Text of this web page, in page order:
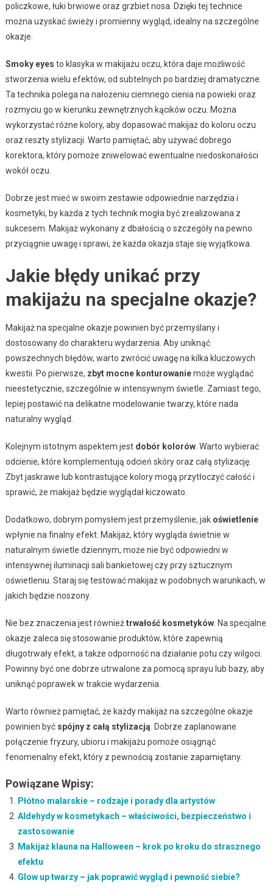
policzkowe, łuki brwiowe oraz grzbiet nosa. Dzięki tej technice
można uzyskać świeży i promienny wygląd, idealny na szczególne
okazje.
Smoky eyes to klasyka w makijażu oczu, która daje możliwość
stworzenia wielu efektów, od subtelnych po bardziej dramatyczne.
Ta technika polega na nałożeniu ciemnego cienia na powieki oraz
rozmyciu go w kierunku zewnętrznych kącików oczu. Można
wykorzystać różne kolory, aby dopasować makijaż do koloru oczu
oraz reszty stylizacji. Warto pamiętać, aby używać dobrego
korektora, który pomoże zniwelować ewentualne niedoskonałości
wokół oczu.
Dobrze jest mieć w swoim zestawie odpowiednie narzędzia i
kosmetyki, by każda z tych technik mogła być zrealizowana z
sukcesem. Makijaż wykonany z dbałością o szczegóły na pewno
przyciągnie uwagę i sprawi, że każda okazja staje się wyjątkowa.
Jakie błędy unikać przy
makijażu na specjalne okazje?
Makijaż na specjalne okazje powinien być przemyślany i
dostosowany do charakteru wydarzenia. Aby uniknąć
powszechnych błędów, warto zwrócić uwagę na kilka kluczowych
kwestii. Po pierwsze, zbyt mocne konturowaniemoże wyglądać
nieestetycznie, szczególnie w intensywnym świetle. Zamiast tego,
lepiej postawić na delikatne modelowanie twarzy, które nada
naturalny wygląd.
Kolejnym istotnym aspektem jest dobór kolorów. Warto wybierać
odcienie, które komplementują odcień skóry oraz całą stylizację.
Zbyt jaskrawe lub kontrastujące kolory mogą przytłoczyć całość i
sprawić, że makijaż będzie wyglądał kiczowato.
Dodatkowo, dobrym pomysłem jest przemyślenie, jak oświetlenie
wpłynie na finalny efekt. Makijaż, który wygląda świetnie w
naturalnym świetle dziennym, może nie być odpowiedni w
intensywnej iluminacji sali bankietowej czy przy sztucznym
oświetleniu. Staraj się testować makijaż w podobnych warunkach, w
jakich będzie noszony.
Nie bez znaczenia jest równieżtrwałość kosmetyków. Na specjalne
okazje zaleca się stosowanie produktów, które zapewnią
długotrwały efekt, a także odporność na działanie potu czy wilgoci.
Powinny być one dobrze utrwalone za pomocą sprayu lub bazy, aby
uniknąć poprawek w trakcie wydarzenia.
Warto również pamiętać, że każdy makijaż na szczególne okazje
powinien być spójny z całą stylizacją . Dobrze zaplanowane
połączenie fryzury, ubioru i makijażu pomoże osiągnąć
fenomenalny efekt, który z pewnością zostanie zapamiętany.
Powiązane Wpisy:
Płótno malarskie – rodzaje i porady dla artystów
Aldehydy w kosmetykach – właściwości, bezpieczeństwo i
zastosowanie
Makijaż klauna na Halloween – krok po kroku do strasznego
efektu
Glow up twarzy – jak poprawić wygląd i pewność siebie?